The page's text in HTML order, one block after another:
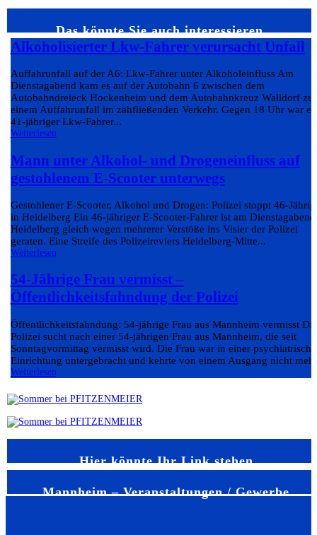
Das könnte Sie auch interessieren…
Alkoholisierter Lkw-Fahrer verursacht Unfall
Auffahrunfall auf der A6: Lkw-Fahrer unter Alkoholeinfluss Am
Dienstagabend kam es auf der Autobahn 6 zwischen dem
Autobahndreieck Hockenheim und dem Autobahnkreuz Walldorf zu
einem Auffahrunfall im zähfließenden Verkehr. Gegen 18 Uhr war
41-jähriger Lkw-Fahrer...
Weiterlesen
Mann unter Alkohol- und Drogeneinfluss auf
gestohlenem E-Scooter unterwegs
Gestohlener E-Scooter, Alkohol und Drogen: Polizei stoppt 46-
in Heidelberg Ein 46-jähriger E-Scooter-Fahrer ist am
Heidelberg gleich wegen mehrerer Verstöße ins Visier der Polizei
geraten. Eine Streife des Polizeireviers Heidelberg-Mitte...
Weiterlesen
54-Jährige Frau vermisst –
Öffentlichkeitsfahndung der Polizei
Öffentlichkeitsfahndung: 54-jährige Frau aus Mannheim vermisst Die
Polizei sucht nach einer 54-jährigen Frau aus Mannheim, die seit
Sonntagvormittag vermisst wird. Die Frau war in einer
Einrichtung untergebracht und kehrte von einem Ausgang nicht
Weiterlesen
Hier könnte Ihr Link stehen
Mannheim – Veranstaltungen / Gewerbe